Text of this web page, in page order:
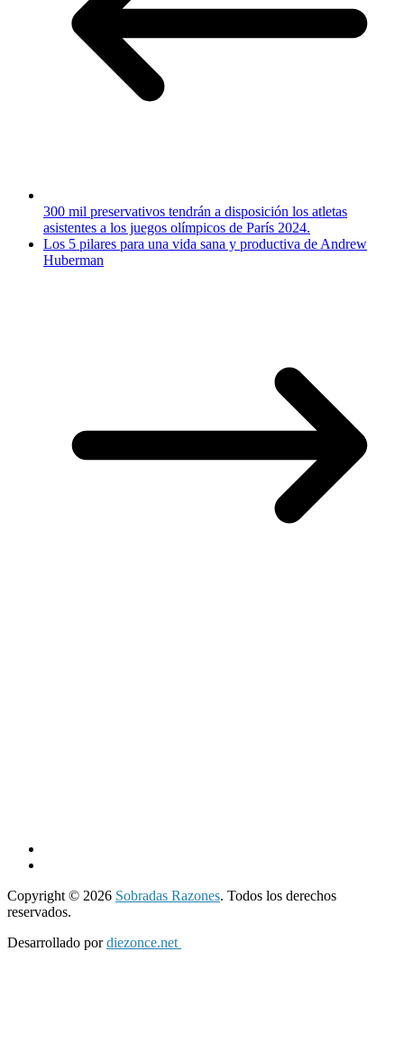
300 mil preservativos tendrán a disposición los atletas
asistentes a los juegos olímpicos de París 2024.
Los 5 pilares para una vida sana y productiva de Andrew
Huberman
Copyright © 2026 Sobradas Razones. Todos los derechos
reservados.
Desarrollado pordiezonce.net